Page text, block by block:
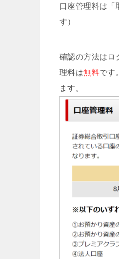
口座管理料は「
す）
確認の方法はロ
理料は無料です
ます。